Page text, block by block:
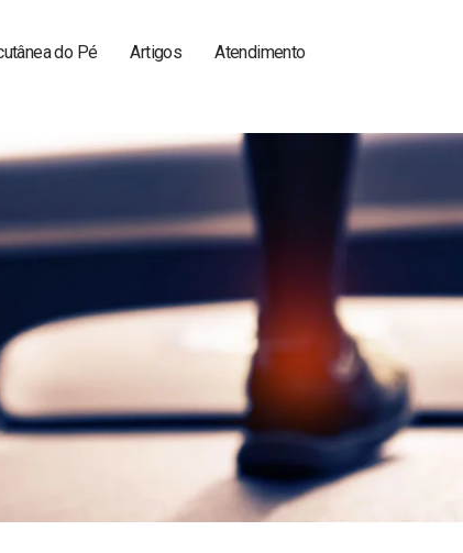
do Pé Artigos Atendimento